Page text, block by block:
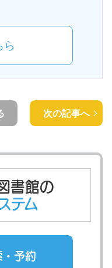
ら
次の記事へ
書館の
テム
予約